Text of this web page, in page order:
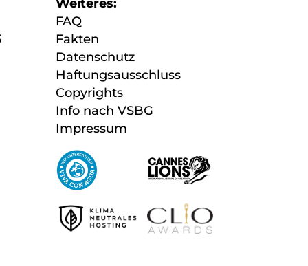
Weiteres:
FAQ
Fakten
Datenschutz
Haftungsausschluss
Copyrights
Info nach VSBG
Impressum